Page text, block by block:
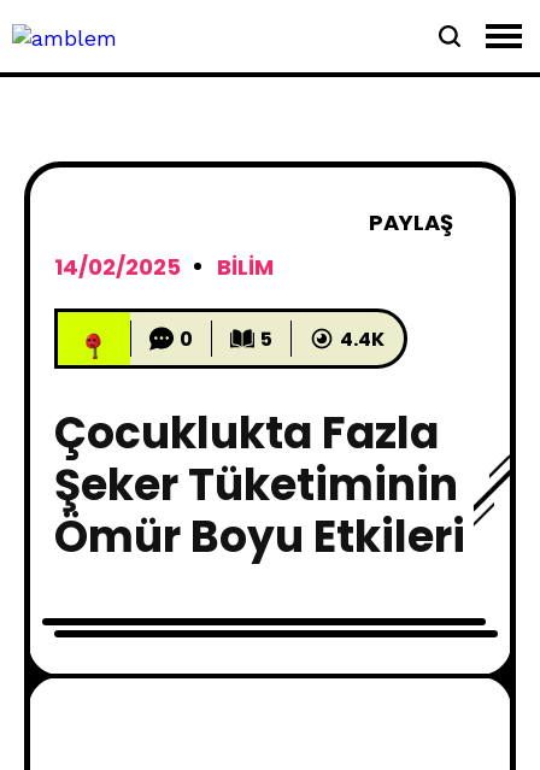
PAYLAŞ
14/02/2025
BILIM
0 5 4.4K
Çocuklukta Fazla
Şeker Tüketiminin
Ömür Boyu Etkileri